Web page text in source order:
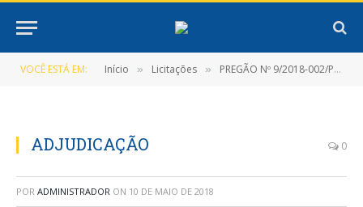
VOCÊ ESTÁ EM: Início » Licitações » PREGÃO Nº 9/2018-002/PMNT-PP-SRP
ADJUDICAÇÃO 0
POR ADMINISTRADOR ON 10 DE MAIO DE 2018